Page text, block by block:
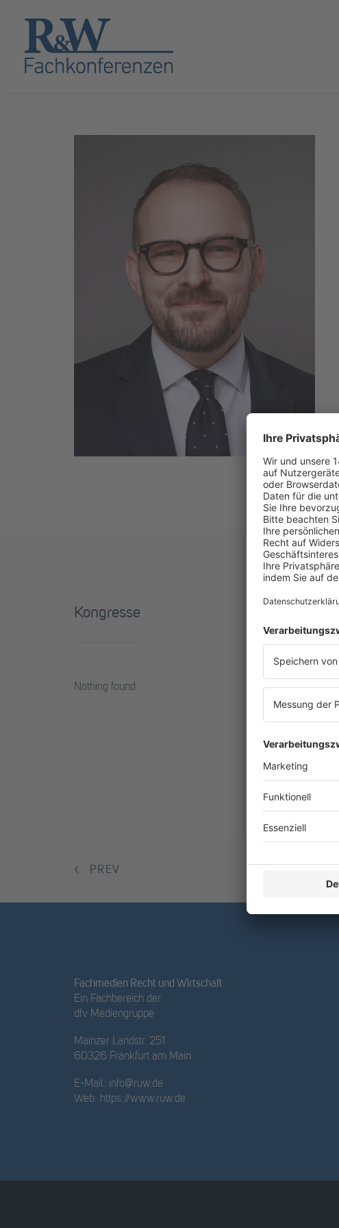
Kongresse
Nothing found.
PREV
Fachmedien Recht und Wirtschaft
Ein Fachbereich der
dfv Mediengruppe
Mainzer Landstr. 251
60326 Frankfurt am Main
E-Mail: info@ruw.de
Web: https://www.ruw.de